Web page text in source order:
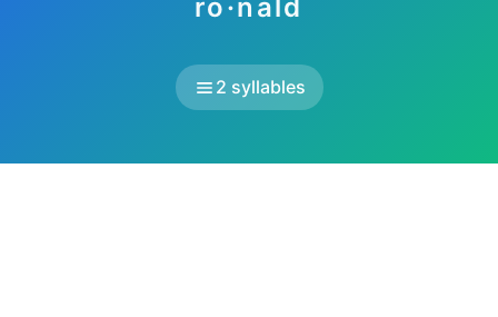
ro·nald
2 syllables